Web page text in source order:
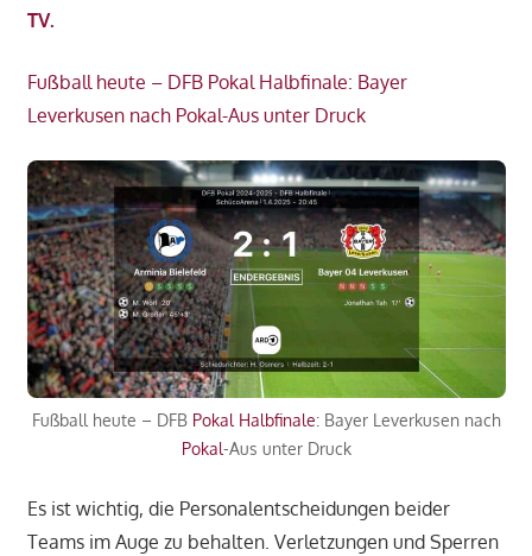
TV.
Fußball heute – DFB Pokal Halbfinale: Bayer
Leverkusen nach Pokal-Aus unter Druck
Fußball heute – DFB Pokal Halbfinale: Bayer Leverkusen nach
Pokal-Aus unter Druck
Es ist wichtig, die Personalentscheidungen beider
Teams im Auge zu behalten. Verletzungen und Sperren